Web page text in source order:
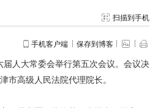
扫描到手机
手机客户端 保存到博客
人大常委会举行第五次会议。会议决
市高级人民法院代理院长。